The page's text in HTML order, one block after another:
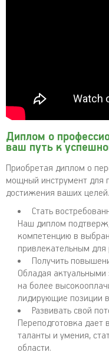
Диплом о
ваш путь к
Приобретая диплом о
мощный инструмент для
достижения ваших
Стать
Наш диплом
компетенцию в
привлекательным для
Получить
Обладая
на более
лидирующие позиции
Развивать свой
Переподготовка дает
таланты и умения,
области.